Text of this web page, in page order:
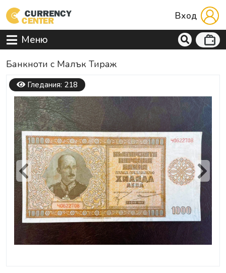
Вход
Меню
Банкноти с Малък Тираж
Гледания: 218
Previous Next